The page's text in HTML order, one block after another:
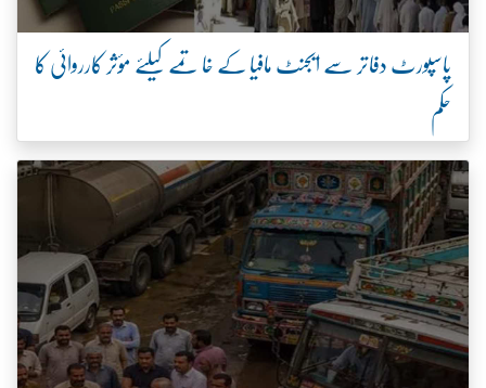
پاسپورٹ دفاتر سے ایجنٹ مافیا کے خاتمے کیلئے مؤثر کارروائی کا
حکم